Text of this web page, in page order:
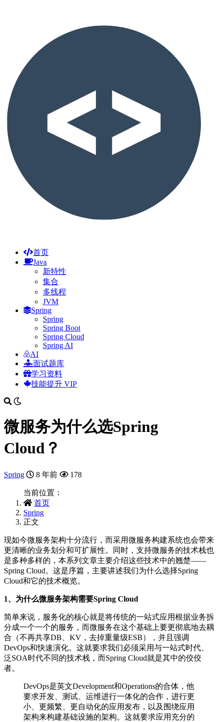
首页
Java
新特性
集合
多线程
JVM
Spring
Spring
Spring Boot
Spring Cloud
Spring AI
AI
面试题库
学习资料
技能提升 VIP
微服务为什么选Spring
Cloud？
Spring 8 年前 178
当前位置：
首页
Spring
正文
现如今微服务架构十分流行，而采用微服务构建系统也会带来
更清晰的业务划分和可扩展性。同时，支持微服务的技术栈也
是多种多样的，本系列文章主要介绍这些技术中的翘楚——
Spring Cloud。这是序篇，主要讲述我们为什么选择Spring
Cloud和它的技术概览。
1、为什么微服务架构需要Spring Cloud
简单来说，服务化的核心就是将传统的一站式应用根据业务拆
分成一个一个的服务，而微服务在这个基础上要更彻底地去耦
合（不再共享DB、KV，去掉重量级ESB），并且强调
DevOps和快速演化。这就要求我们必须采用与一站式时代、
泛SOA时代不同的技术栈，而Spring Cloud就是其中的佼佼
者。
DevOps是英文Development和Operations的合体，他
要求开发、测试、运维进行一体化的合作，进行更
小、更频繁、更自动化的应用发布，以及围绕应用
架构来构建基础设施的架构。这就要求应用充分的